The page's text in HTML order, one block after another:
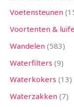
Voetensteunen
Voortenten &
Wandelen 583
Waterfilters 9
Waterkokers 13
Waterzakken 7